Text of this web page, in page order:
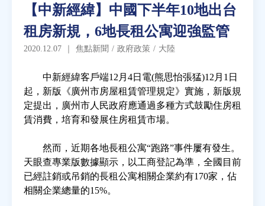
教育推廣
研究獎勵
房地產年鑑
電子報
Back
top
【中新經緯】中國下半年10地出台
租房新規，6地長租公寓迎強監管
2020.12.07 ｜ 焦點新聞 / 政府政策 / 大陸
中新經緯客戶端12月4日電(熊思怡張猛)12月1日
起，新版《廣州市房屋租賃管理規定》實施，新版規
定提出，廣州市人民政府應通過多種方式鼓勵住房租
賃消費，培育和發展住房租賃市場。
然而，近期各地長租公寓“跑路”事件屢有發生。
天眼查專業版數據顯示，以工商登記為準，全國目前
已經註銷或吊銷的長租公寓相關企業約有170家，佔
相關企業總量的15%。